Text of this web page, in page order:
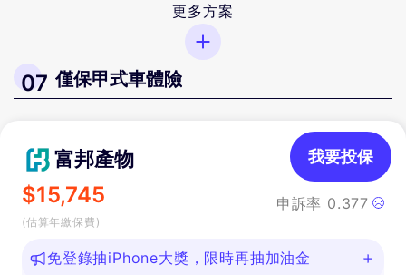
更多方案
07 僅保甲式車體險
富邦產物
$15,745
(估算年繳保費)
申訴率 0.377
我要投保
免登錄抽iPhone大獎，限時再抽加油金